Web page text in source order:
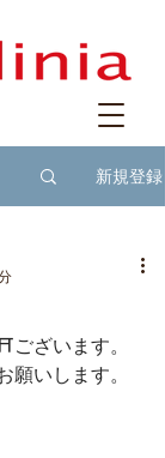
新規登録
ざいます。
願いします。